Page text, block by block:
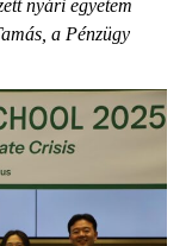
nyári egyetem
a Pénzügy